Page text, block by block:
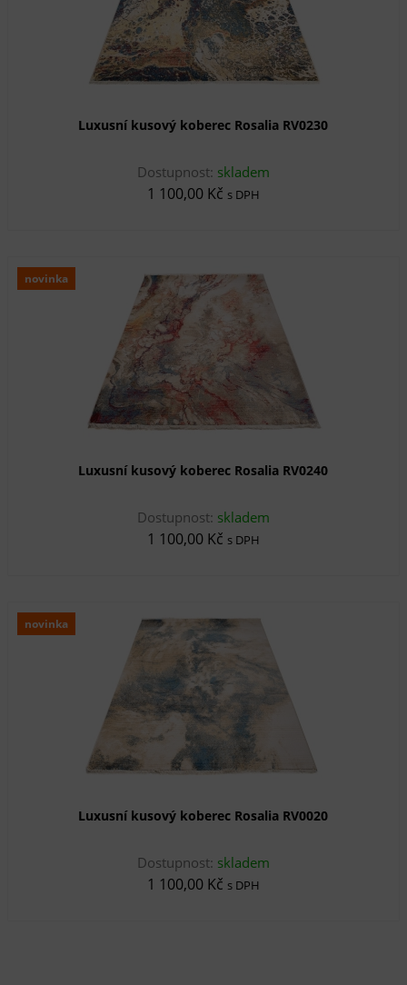
Luxusní kusový koberec Rosalia RV0230
Dostupnost: skladem
1 100,00 Kč s DPH
novinka
Luxusní kusový koberec Rosalia RV0240
Dostupnost: skladem
1 100,00 Kč s DPH
novinka
Luxusní kusový koberec Rosalia RV0020
Dostupnost: skladem
1 100,00 Kč s DPH